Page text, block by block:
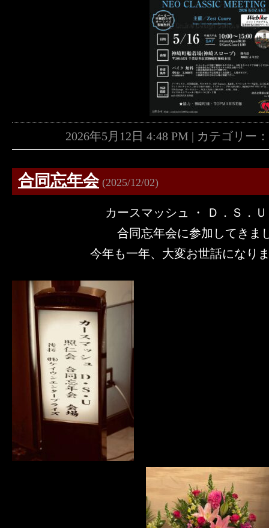
2026年5月12日 4:48 PM | カテゴリー
合同忘年会(2025/12/02)
カースマッシュ ・ Ｄ．Ｓ．
合同忘年会に参加してきま
今年も一年、大変お世話になり